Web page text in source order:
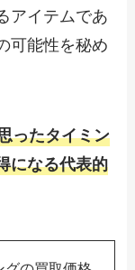
アイテムであ
可能性を秘め
ったタイミン
になる代表的